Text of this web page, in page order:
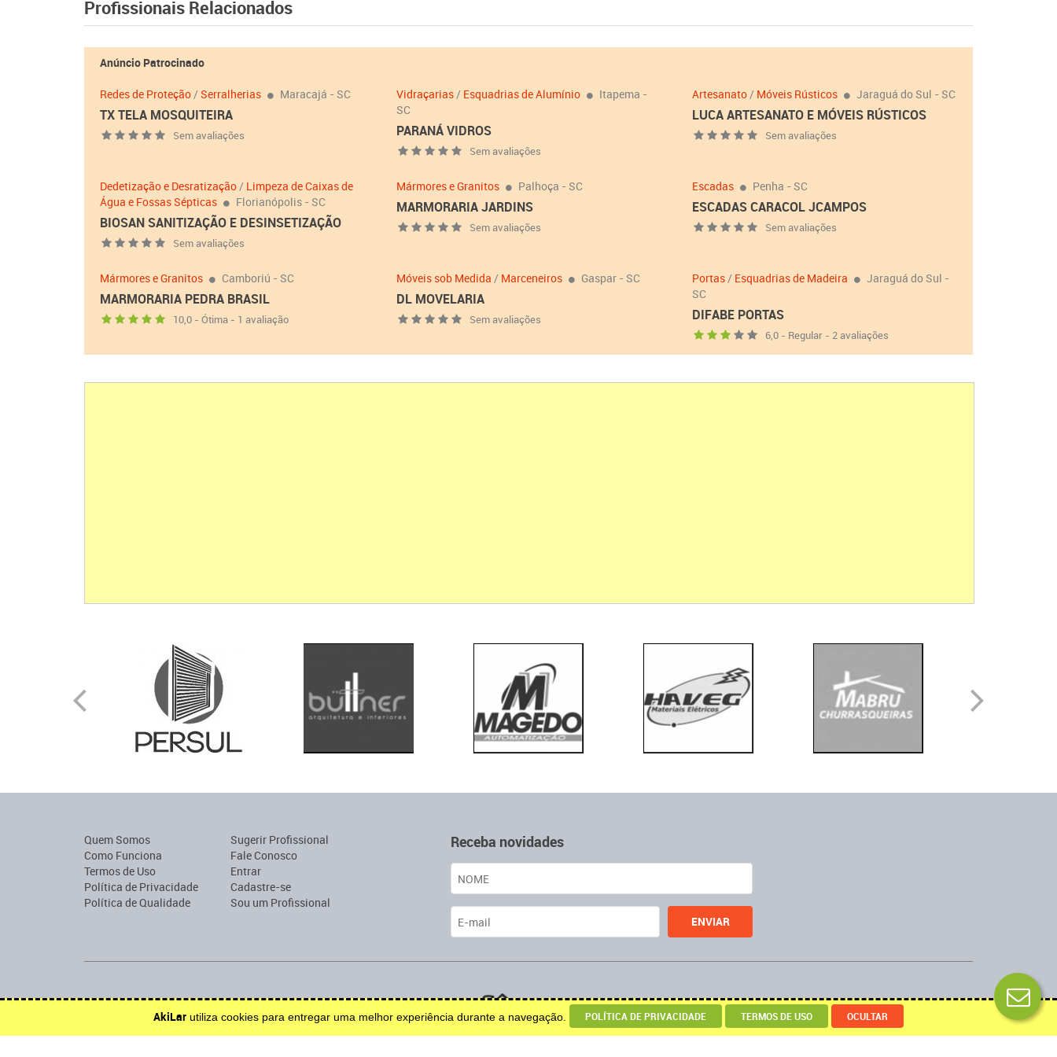
Profissionais Relacionados
Anúncio Patrocinado
Redes de Proteção/Serralherias Maracajá - SC
TX TELA MOSQUITEIRA
Sem avaliações
Vidraçarias/ Esquadrias de Alumínio
Itapema -
SC
PARANÁ VIDROS
Sem avaliações
Artesanato/ Móveis Rústicos Jaraguá do Sul - SC
LUCA ARTESANATO E MÓVEIS RÚSTICOS
Sem avaliações
Dedetização e Desratização/ Limpeza de Caixas de
Água e Fossas Sépticas
Florianópolis - SC
BIOSAN SANITIZAÇÃO E DESINSETIZAÇÃO
Sem avaliações
Mármores e Granitos Palhoça - SC
MARMORARIA JARDINS
Sem avaliações
Escadas Penha - SC
ESCADAS CARACOL JCAMPOS
Sem avaliações
Mármores e Granitos Camboriú - SC
MARMORARIA PEDRA BRASIL
10,0 - Ótima - 1 avaliação
Móveis sob Medida / Marceneiros Gaspar - SC
DL MOVELARIA
Sem avaliações
Portas/ Esquadrias de Madeira
Jaraguá do Sul -
SC
DIFABE PORTAS
6,0 - Regular - 2 avaliações
Quem Somos
Como Funciona
Termos de Uso
Política de Privacidade
Política de Qualidade
Sugerir Profissional
Fale Conosco
Entrar
Cadastre-se
Sou um Profissional
Receba novidades
Encontre profissionais para construção, reforma, mobília ou decoração.
Efetue solicitações de orçamento e serviço.
Desenvolvido por
AkiLar utiliza cookies para entregar uma melhor experiência durante a navegação. POLÍTICA DE PRIVACIDADE TERMOS DE USO OCULTAR